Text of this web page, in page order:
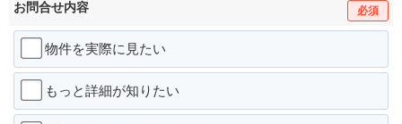
お問合せ内容 必須
物件を実際に見たい
もっと詳細が知りたい